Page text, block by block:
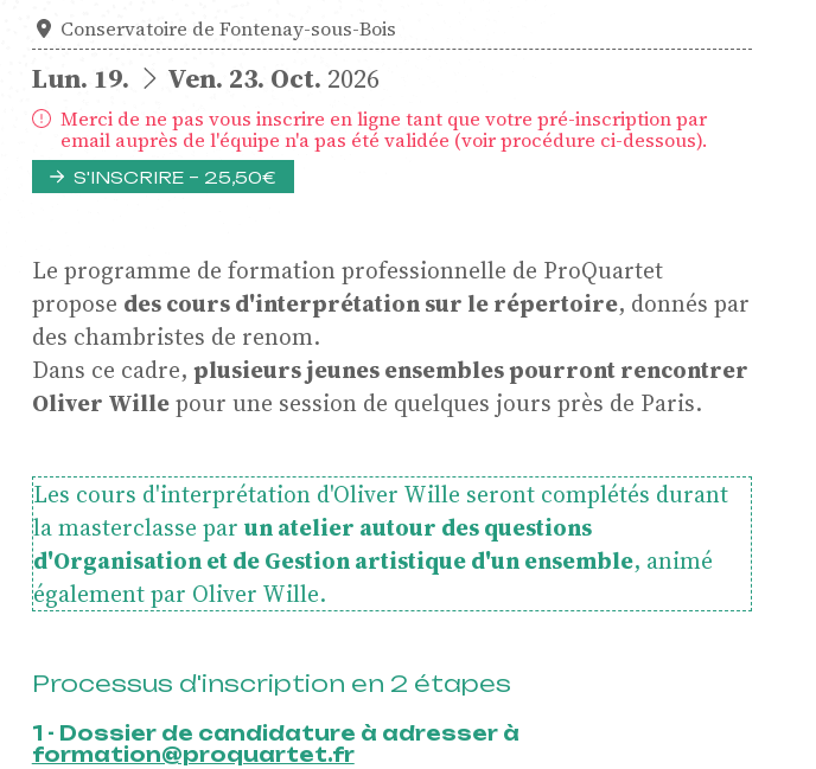
Conservatoire de Fontenay-sous-Bois
du
Lun. 19. au
Ven. 23. Oct. 2026
Merci de ne pas vous inscrire en ligne tant que votre pré-inscription par
email auprès de l'équipe n'a pas été validée (voir procédure ci-dessous).
S'INSCRIRE – 25,50€
Le programme de formation professionnelle de ProQuartet
propose des cours d'interprétation sur le répertoire, donnés par
des chambristes de renom.
Dans ce cadre, plusieurs jeunes ensembles pourront rencontrer
Oliver Willepour une session de quelques jours près de Paris.
Les cours d'interprétation d'Oliver Wille seront complétés durant
la masterclasse par un atelier autour des questions
d'Organisation et de Gestion artistique d'un ensemble, animé
également par Oliver Wille.
Processus d'inscription en 2 étapes
1 - Dossier de candidature à adresser à
formation@proquartet.fr